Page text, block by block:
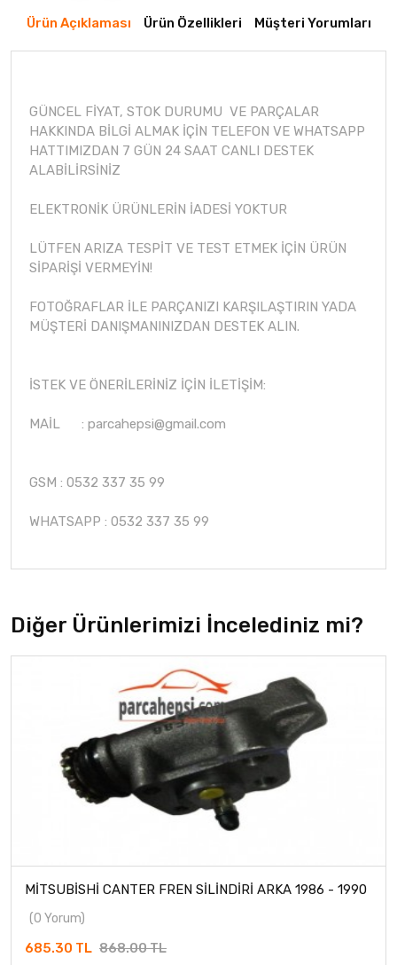
Ürün Açıklaması Ürün Özellikleri Müşteri Yorumları
GÜNCEL FİYAT, STOK DURUMU VE PARÇALAR
HAKKINDA BİLGİ ALMAK İÇİN TELEFON VE WHATSAPP
HATTIMIZDAN 7 GÜN 24 SAAT CANLI DESTEK
ALABİLİRSİNİZ
ELEKTRONİK ÜRÜNLERİN İADESİ YOKTUR
LÜTFEN ARIZA TESPİT VE TEST ETMEK İÇİN ÜRÜN
SİPARİŞİ VERMEYİN!
FOTOĞRAFLAR İLE PARÇANIZI KARŞILAŞTIRIN YADA
MÜŞTERİ DANIŞMANINIZDAN DESTEK ALIN.
İSTEK VE ÖNERİLERİNİZ İÇİN İLETİŞİM:
MAİL : parcahepsi@gmail.com
GSM : 0532 337 35 99
WHATSAPP : 0532 337 35 99
Diğer Ürünlerimizi İncelediniz mi?
MİTSUBİSHİ CANTER FREN SİLİNDİRİ ARKA 1986 - 1990
(0 Yorum)
685.30 TL 868.00 TL